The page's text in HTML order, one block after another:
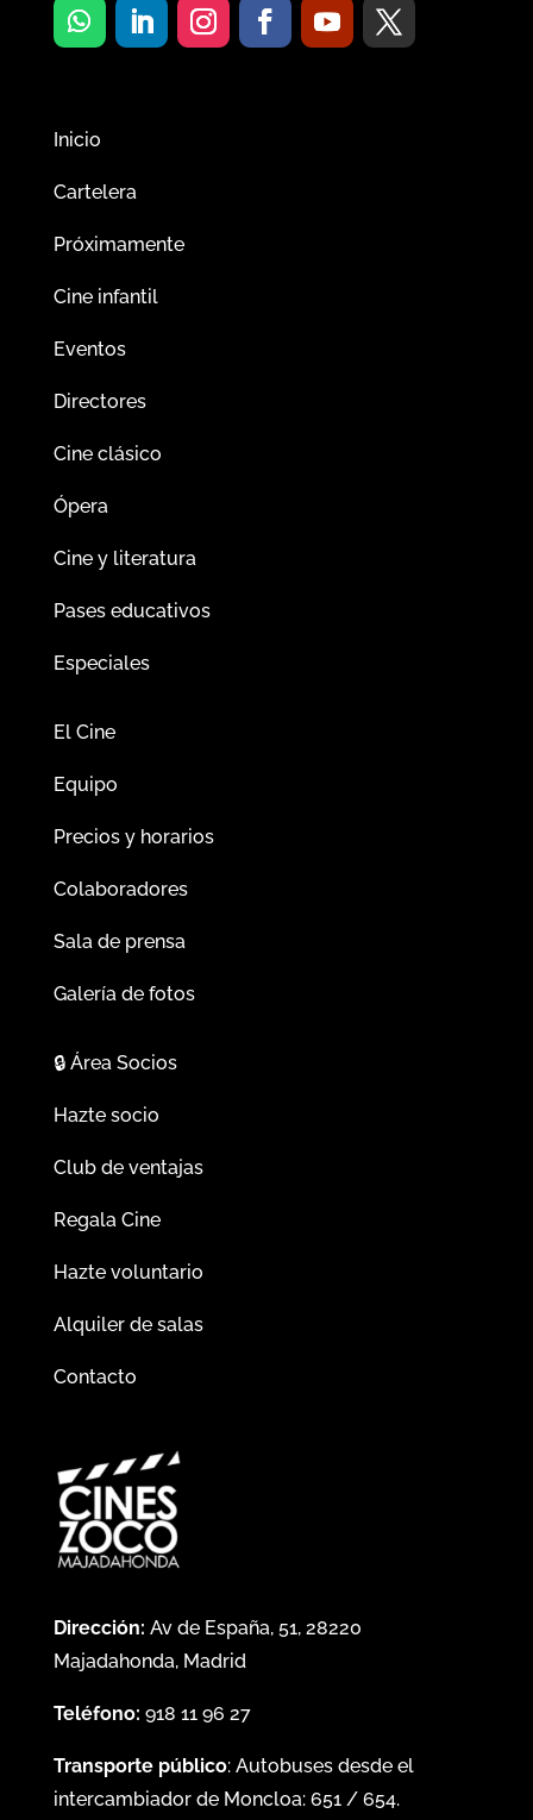
Inicio
Cartelera
Próximamente
Cine infantil
Eventos
Directores
Cine clásico
Ópera
Cine y literatura
Pases educativos
Especiales
El Cine
Equipo
Precios y horarios
Colaboradores
Sala de prensa
Galería de fotos
🔒Área Socios
Hazte socio
Club de ventajas
Regala Cine
Hazte voluntario
Alquiler de salas
Contacto
Dirección: Av de España, 51, 28220
Majadahonda, Madrid
Teléfono: 918 11 96 27
Transporte público: Autobuses desde el
intercambiador de Moncloa: 651/ 654.